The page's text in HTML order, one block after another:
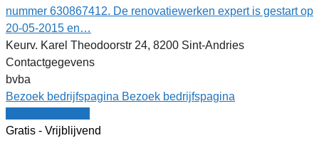
nummer 630867412. De renovatiewerken expert is gestart op
20-05-2015 en…
Keurv. Karel Theodoorstr 24, 8200 Sint-Andries
Contactgegevens
bvba
Bezoek bedrijfspagina Bezoek bedrijfspagina
Gratis - Vrijblijvend